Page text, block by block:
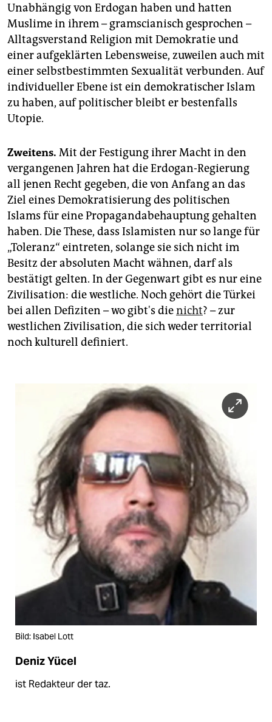
Unabhängig von Erdogan haben und hatten
Muslime in ihrem – gramscianisch gesprochen –
Alltagsverstand Religion mit Demokratie und
einer aufgeklärten Lebensweise, zuweilen auch mit
einer selbstbestimmten Sexualität verbunden. Auf
individueller Ebene ist ein demokratischer Islam
zu haben, auf politischer bleibt er bestenfalls
Utopie.
Zweitens. Mit der Festigung ihrer Macht in den
vergangenen Jahren hat die Erdogan-Regierung
all jenen Recht gegeben, die von Anfang an das
Ziel eines Demokratisierung des politischen
Islams für eine Propagandabehauptung gehalten
haben. Die These, dass Islamisten nur so lange für
„Toleranz“ eintreten, solange sie sich nicht im
Besitz der absoluten Macht wähnen, darf als
bestätigt gelten. In der Gegenwart gibt es nur eine
Zivilisation: die westliche. Noch gehört die Türkei
bei allen Defiziten – wo gibt's dienicht? – zur
westlichen Zivilisation, die sich weder territorial
noch kulturell definiert.
Bild: Isabel Lott
Deniz Yücel
ist Redakteur der taz.